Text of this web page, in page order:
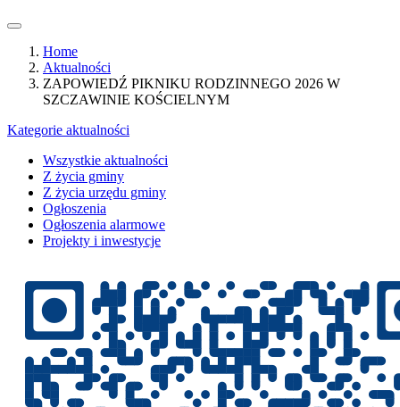
Home
Aktualności
ZAPOWIEDŹ PIKNIKU RODZINNEGO 2026 W
SZCZAWINIE KOŚCIELNYM
Kategorie aktualności
Wszystkie aktualności
Z życia gminy
Z życia urzędu gminy
Ogłoszenia
Ogłoszenia alarmowe
Projekty i inwestycje